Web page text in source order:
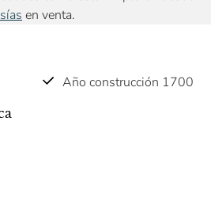
en venta.
Año construcción 1700